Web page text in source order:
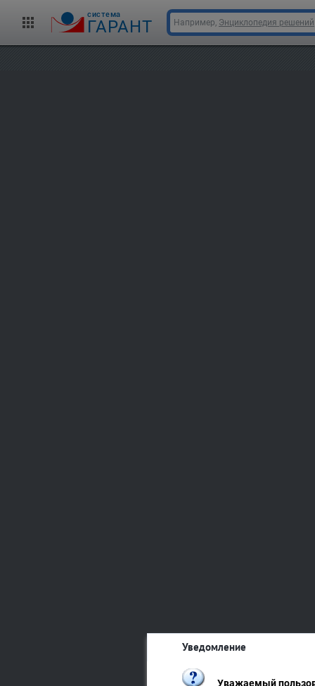
cистема
ГАРАНТ Например, Энциклопедия решений
Уведомление
Уважаемый